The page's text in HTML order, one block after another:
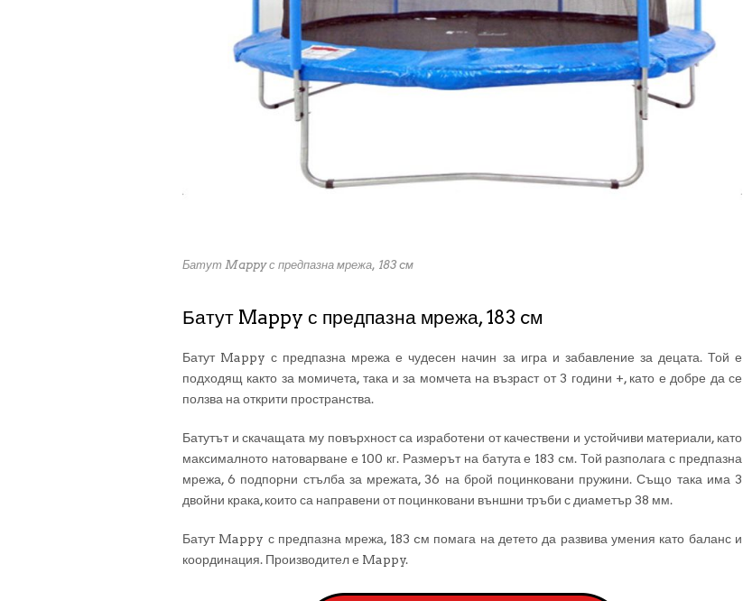
Батут Mappy с предпазна мрежа, 183 cм
Батут Mappy с предпазна мрежа, 183 cм
Батут Mappy с предпазна мрежа е чудесен начин за игра и забавление за децата. Той е
подходящ както за момичета, така и за момчета на възраст от 3 години +, като е добре да се
ползва на открити пространства.
Батутът и скачащата му повърхност са изработени от качествени и устойчиви материали, като
максималното натоварване е 100 кг. Размерът на батута е 183 cм. Той разполага с предпазна
мрежа, 6 подпорни стълба за мрежата, 36 на брой поцинковани пружини. Също така има 3
двойни крака, които са направени от поцинковани външни тръби с диаметър 38 мм.
Батут Mappy с предпазна мрежа, 183 cм помага на детето да развива умения като баланс и
координация. Производител е Mappy.